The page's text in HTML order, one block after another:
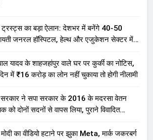
ट्रस्ट्स का बड़ा ऐलान: देशभर में बनेंगे 40-50
जनरल हॉस्पिटल, हेल्थ और एजुकेशन सेक्टर में
यादव के शाहजहांपुर वाले घर पर कुर्की का नोटिस,
में ₹16 करोड़ का लोन नहीं चुकाया तो होगी नीलामी
सरकार ने सपा सरकार के 2016 के मदरसा वेतन
को दोनों सदनों से वापस लिया, पुराने विवादित
का वीडियो हटाने पर झुका Meta, मार्क जकरबर्ग